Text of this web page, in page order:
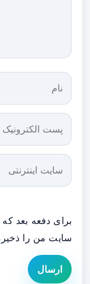
برای دفعه بعد
سایت من را
ارسال